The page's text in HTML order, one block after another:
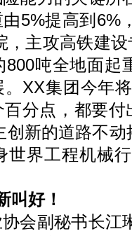
5%提高到6%
，主攻高铁建
吨全地面起
XX集团今年
分点，都要
新的道路不
世界工程机械
叫好！
副秘书长江